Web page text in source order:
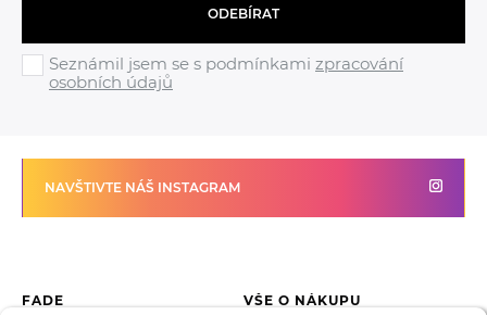
ODEBÍRAT
Seznámil jsem se s podmínkami zpracování
osobních údajů
NAVŠTIVTE NÁŠ INSTAGRAM
FADE VŠE O NÁKUPU